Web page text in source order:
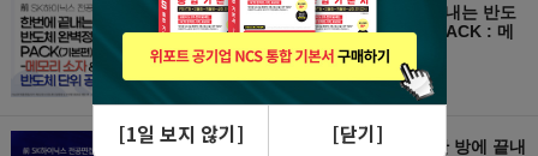
[2021 최신] 서재범의 한번에 끝내는 반도
체소자·공정 완벽정리(기본편) PACK : 메
모리소자+단위공정
서재범/ 조회 18150
前SK하이닉스 전공면접관의 "한 방에 끝내